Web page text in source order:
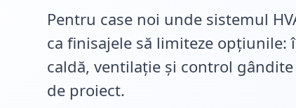
Pentru case noi unde sistemul
ca finisajele să limiteze opțiunile:
caldă, ventilație și control
de proiect.